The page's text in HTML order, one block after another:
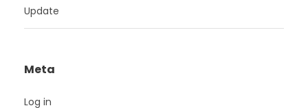
Update
Meta
Log in